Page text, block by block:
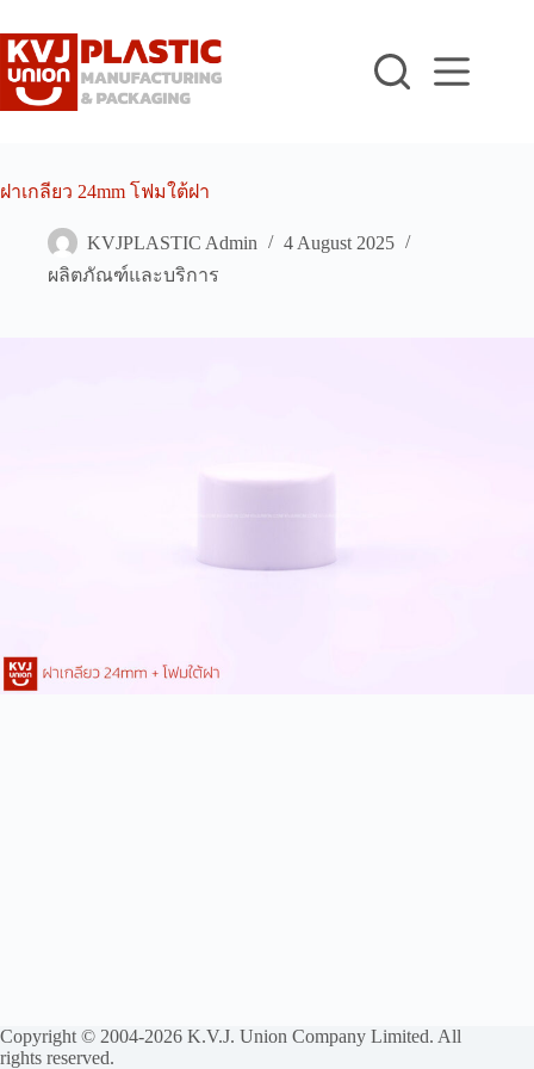
to
content
ฝาเกลียว 24mm โฟมใต้ฝา
KVJPLASTIC Admin
4 August 2025
ผลิตภัณฑ์และบริการ
Copyright © 2004-2026 K.V.J. Union Company Limited. All
rights reserved.